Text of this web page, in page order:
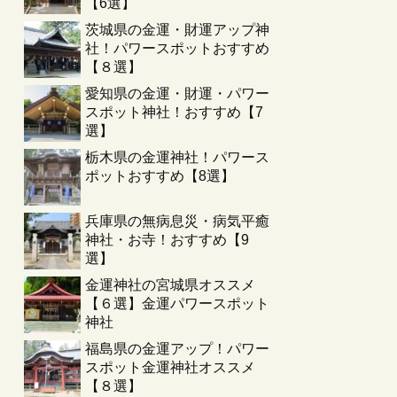
【6選】
茨城県の金運・財運アップ神
社！パワースポットおすすめ
【８選】
愛知県の金運・財運・パワー
スポット神社！おすすめ【7
選】
栃木県の金運神社！パワース
ポットおすすめ【8選】
兵庫県の無病息災・病気平癒
神社・お寺！おすすめ【9
選】
金運神社の宮城県オススメ
【６選】金運パワースポット
神社
福島県の金運アップ！パワー
スポット金運神社オススメ
【８選】